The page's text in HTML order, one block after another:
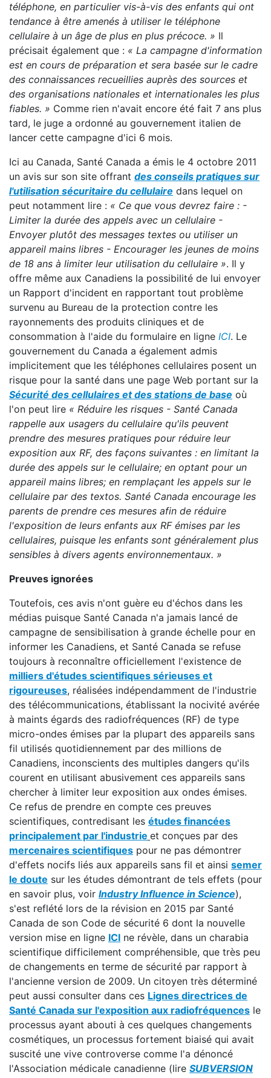
téléphone, en particulier vis-à-vis des enfants qui ont
tendance à être amenés à utiliser le téléphone
cellulaire à un âge de plus en plus précoce. » Il
précisait également que : « La campagne d'information
est en cours de préparation et sera basée sur le cadre
des connaissances recueillies auprès des sources et
des organisations nationales et internationales les plus
fiables. » Comme rien n'avait encore été fait 7 ans plus
tard, le juge a ordonné au gouvernement italien de
lancer cette campagne d'ici 6 mois.
Ici au Canada, Santé Canada a émis le 4 octobre 2011
un avis sur son site offrant des conseils pratiques sur
l'utilisation sécuritaire du cellulaire dans lequel on
peut notamment lire : « Ce que vous devrez faire : -
Limiter la durée des appels avec un cellulaire -
Envoyer plutôt des messages textes ou utiliser un
appareil mains libres - Encourager les jeunes de moins
de 18 ans à limiter leur utilisation du cellulaire ». Il y
offre même aux Canadiens la possibilité de lui envoyer
un Rapport d'incident en rapportant tout problème
survenu au Bureau de la protection contre les
rayonnements des produits cliniques et de
consommation à l'aide du formulaire en ligne ICI. Le
gouvernement du Canada a également admis
implicitement que les téléphones cellulaires posent un
risque pour la santé dans une page Web portant sur la
Sécurité des cellulaires et des stations de base où
l'on peut lire « Réduire les risques - Santé Canada
rappelle aux usagers du cellulaire qu'ils peuvent
prendre des mesures pratiques pour réduire leur
exposition aux RF, des façons suivantes : en limitant la
durée des appels sur le cellulaire; en optant pour un
appareil mains libres; en remplaçant les appels sur le
cellulaire par des textos. Santé Canada encourage les
parents de prendre ces mesures afin de réduire
l'exposition de leurs enfants aux RF émises par les
cellulaires, puisque les enfants sont généralement plus
sensibles à divers agents environnementaux. »
Preuves ignorées
Toutefois, ces avis n'ont guère eu d'échos dans les
médias puisque Santé Canada n'a jamais lancé de
campagne de sensibilisation à grande échelle pour en
informer les Canadiens, et Santé Canada se refuse
toujours à reconnaître officiellement l'existence de
milliers d'études scientifiques sérieuses et
rigoureuses, réalisées indépendamment de l'industrie
des télécommunications, établissant la nocivité avérée
à maints égards des radiofréquences (RF) de type
micro-ondes émises par la plupart des appareils sans
fil utilisés quotidiennement par des millions de
Canadiens, inconscients des multiples dangers qu'ils
courent en utilisant abusivement ces appareils sans
chercher à limiter leur exposition aux ondes émises.
Ce refus de prendre en compte ces preuves
scientifiques, contredisant les études financées
principalement par l'industrie et conçues par des
mercenaires scientifiques pour ne pas démontrer
d'effets nocifs liés aux appareils sans fil et ainsi semer
le doute sur les études démontrant de tels effets (pour
en savoir plus, voir Industry Influence in Science),
s'est reflété lors de la révision en 2015 par Santé
Canada de son Code de sécurité 6 dont la nouvelle
version mise en ligne ICI ne révèle, dans un charabia
scientifique difficilement compréhensible, que très peu
de changements en terme de sécurité par rapport à
l'ancienne version de 2009. Un citoyen très déterminé
peut aussi consulter dans ces Lignes directrices de
Santé Canada sur l'exposition aux radiofréquences le
processus ayant abouti à ces quelques changements
cosmétiques, un processus fortement biaisé qui avait
suscité une vive controverse comme l'a dénoncé
l'Association médicale canadienne (lire SUBVERSION